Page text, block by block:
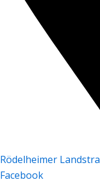
Rödelheimer
Facebook